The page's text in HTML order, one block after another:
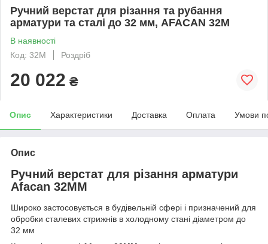
Ручний верстат для різання та рубання
арматури та сталі до 32 мм, AFACAN 32M
В наявності
Код: 32М
Роздріб
20 022 ₴
Опис Характеристики Доставка Оплата Умови
Опис
Ручний верстат для різання арматури
Afacan 32MM
Широко застосовується в будівельній сфері і призначений для
обробки сталевих стрижнів в холодному стані діаметром до
32 мм